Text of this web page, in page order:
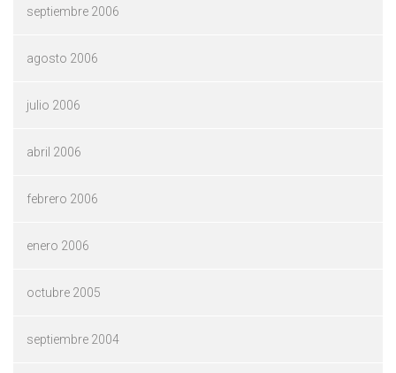
septiembre 2006
agosto 2006
julio 2006
abril 2006
febrero 2006
enero 2006
octubre 2005
septiembre 2004